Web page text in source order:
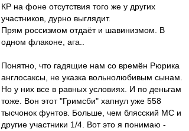
КР на фоне отсутствия того же у других
участников, дурно выглядит.
Прям россизмом отдаёт и шавинизмом. В
одном флаконе, ага..
Понятно, что гадящие нам со времён Рюрика
англосаксы, не указка вольнолюбивым сынам.
Но у них все в равных условиях. И по деньгам
тоже. Вон этот "Гримсби" хапнул уже 558
тысчонок фунтов. Больше, чем блясский МС и
другие участники 1/4. Вот это я понимаю -